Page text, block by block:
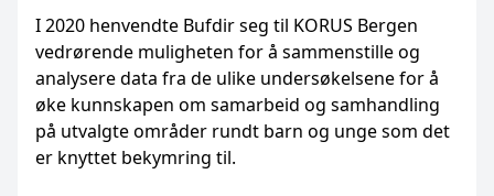
I 2020 henvendte Bufdir seg til KORUS Bergen
vedrørende muligheten for å sammenstille og
analysere data fra de ulike undersøkelsene for å
øke kunnskapen om samarbeid og samhandling
på utvalgte områder rundt barn og unge som det
er knyttet bekymring til.